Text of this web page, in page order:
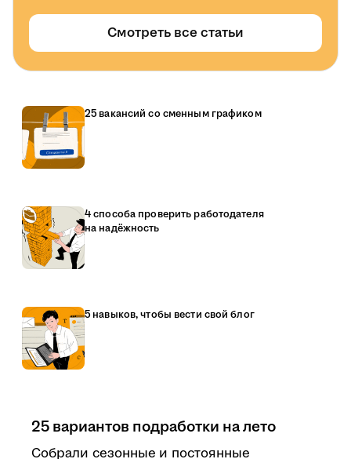
Смотреть все статьи
25 вакансий со сменным графиком
4 способа проверить работодателя
на надёжность
5 навыков, чтобы вести свой блог
25 вариантов подработки на лето
Собрали сезонные и постоянные